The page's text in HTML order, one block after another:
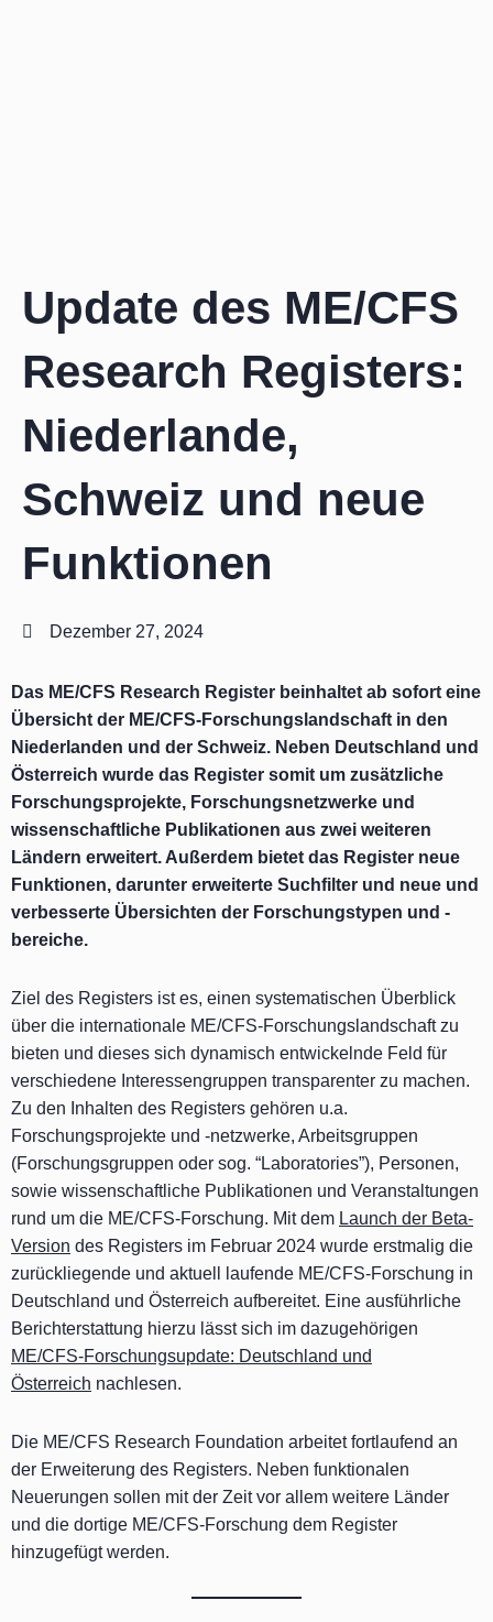
Update des ME/CFS
Research Registers:
Niederlande,
Schweiz und neue
Funktionen
Dezember 27, 2024
Das ME/CFS Research Register beinhaltet ab sofort eine
Übersicht der ME/CFS-Forschungslandschaft in den
Niederlanden und der Schweiz. Neben Deutschland und
Österreich wurde das Register somit um zusätzliche
Forschungsprojekte, Forschungsnetzwerke und
wissenschaftliche Publikationen aus zwei weiteren
Ländern erweitert. Außerdem bietet das Register neue
Funktionen, darunter erweiterte Suchfilter und neue und
verbesserte Übersichten der Forschungstypen und -
bereiche.
Ziel des Registers ist es, einen systematischen Überblick
über die internationale ME/CFS-Forschungslandschaft zu
bieten und dieses sich dynamisch entwickelnde Feld für
verschiedene Interessengruppen transparenter zu machen.
Zu den Inhalten des Registers gehören u.a.
Forschungsprojekte und -netzwerke, Arbeitsgruppen
(Forschungsgruppen oder sog. “Laboratories”), Personen,
sowie wissenschaftliche Publikationen und Veranstaltungen
rund um die ME/CFS-Forschung. Mit dem Launch der Beta-
Version des Registers im Februar 2024 wurde erstmalig die
zurückliegende und aktuell laufende ME/CFS-Forschung in
Deutschland und Österreich aufbereitet. Eine ausführliche
Berichterstattung hierzu lässt sich im dazugehörigen
ME/CFS-Forschungsupdate: Deutschland und
Österreich nachlesen.
Die ME/CFS Research Foundation arbeitet fortlaufend an
der Erweiterung des Registers. Neben funktionalen
Neuerungen sollen mit der Zeit vor allem weitere Länder
und die dortige ME/CFS-Forschung dem Register
hinzugefügt werden.